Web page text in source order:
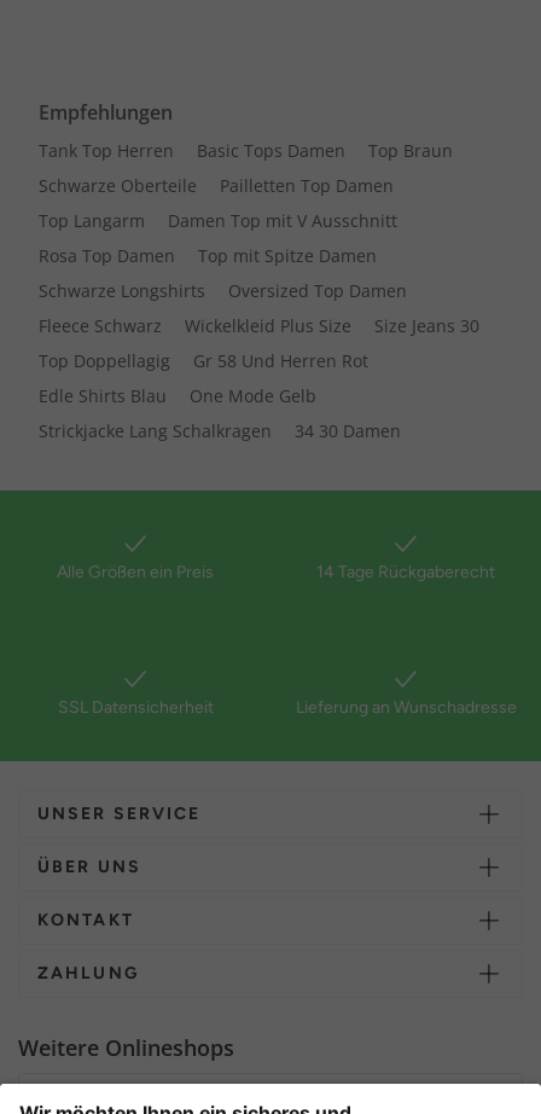
Empfehlungen
Tank Top Herren Basic Tops Damen
Top Braun
Schwarze Oberteile
Pailletten Top Damen
Top Langarm
Damen Top mit V Ausschnitt
Rosa Top Damen
Top mit Spitze Damen
Schwarze Longshirts
Oversized Top Damen
Fleece Schwarz
Wickelkleid Plus Size
Size Jeans 30
Top Doppellagig
Gr 58 Und Herren Rot
Edle Shirts Blau
One Mode Gelb
Strickjacke Lang Schalkragen
34 30 Damen
Alle Größen ein Preis 14 Tage Rückgaberecht
SSL Datensicherheit Lieferung an Wunschadresse
UNSER SERVICE
ÜBER UNS
KONTAKT
ZAHLUNG
Weitere Onlineshops